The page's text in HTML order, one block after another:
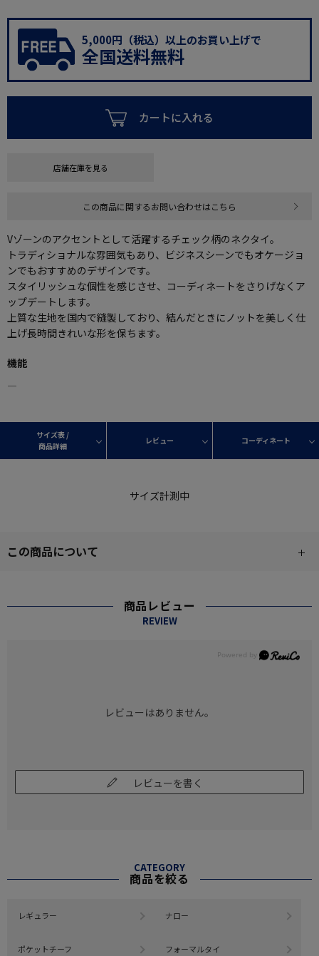
5,000円（税込）以上のお買い上げで
全国送料無料
カートに入れる
店舗在庫を見る
この商品に関するお問い合わせはこちら
Vゾーンのアクセントとして活躍するチェック柄のネクタイ。
トラディショナルな雰囲気もあり、ビジネスシーンでもオケージョ
ンでもおすすめのデザインです。
スタイリッシュな個性を感じさせ、コーディネートをさりげなくア
ップデートします。
上質な生地を国内で縫製しており、結んだときにノットを美しく仕
上げ長時間きれいな形を保ちます。
機能
―
サイズ表 /
商品詳細
レビュー コーディネート
サイズ計測中
この商品について
商品レビュー
REVIEW
レビューはありません。
レビューを書く
CATEGORY
商品を絞る
レギュラー ナロー
ポケットチーフ フォーマルタイ